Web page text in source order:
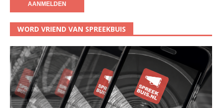
WORD VRIEND VAN SPREEKBUIS